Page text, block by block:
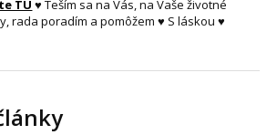
TU ♥ Teším sa na Vás, na Vaše životné
rada poradím a pomôžem ♥ S láskou ♥